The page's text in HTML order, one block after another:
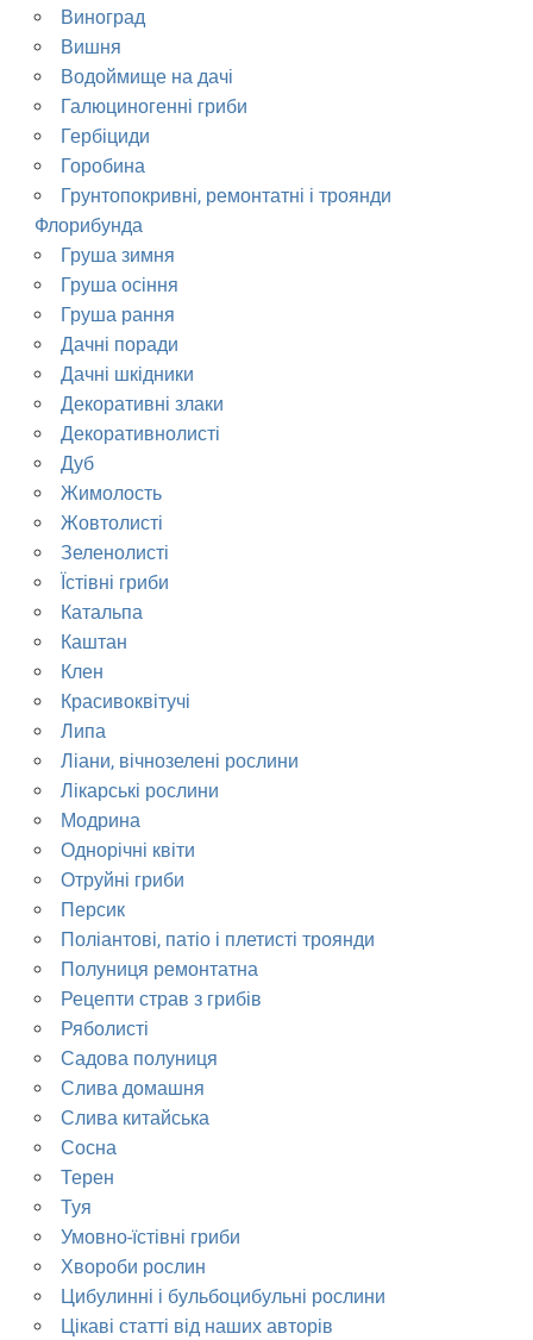
Виноград
Вишня
Водоймище на дачі
Галюциногенні гриби
Гербіциди
Горобина
Грунтопокривні, ремонтатні і троянди
Флорибунда
Груша зимня
Груша осіння
Груша рання
Дачні поради
Дачні шкідники
Декоративні злаки
Декоративнолисті
Дуб
Жимолость
Жовтолисті
Зеленолисті
Їстівні гриби
Катальпа
Каштан
Клен
Красивоквітучі
Липа
Ліани, вічнозелені рослини
Лікарські рослини
Модрина
Однорічні квіти
Отруйні гриби
Персик
Поліантові, патіо і плетисті троянди
Полуниця ремонтатна
Рецепти страв з грибів
Ряболисті
Садова полуниця
Слива домашня
Слива китайська
Сосна
Терен
Туя
Умовно-їстівні гриби
Хвороби рослин
Цибулинні і бульбоцибульні рослини
Цікаві статті від наших авторів